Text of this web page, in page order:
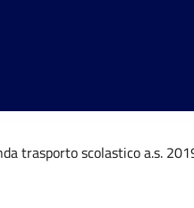
trasporto scolastico a.s.